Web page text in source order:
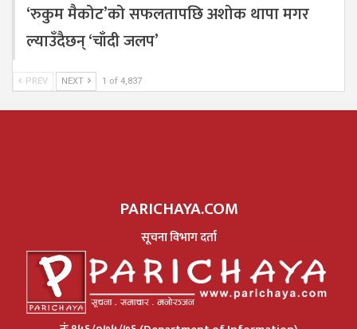
‘रुकुम मैकोट’को सफलतापछि अशोक थापा मगर
ल्याउँदैछन् ‘चाँदी जलप’
PREV NEXT 1 of 4,837
PARICHAYA.COM
सूचना विभाग दर्ता